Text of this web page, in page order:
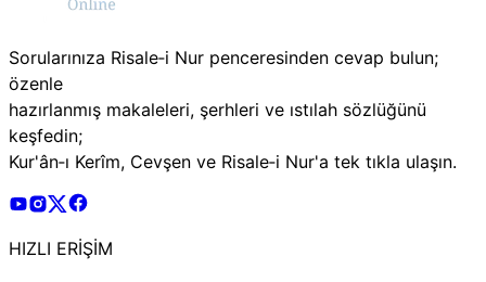
Sorularınıza Risale‑i Nur penceresinden cevap bulun;
özenle
hazırlanmış makaleleri, şerhleri ve ıstılah sözlüğünü
keşfedin;
Kur'ân‑ı Kerîm, Cevşen ve Risale‑i Nur'a tek tıkla ulaşın.
Risale Online Youtube Hesabı
Risale Online Instagram Hesabı
Risale Online X Hesabı
HIZLI ERİŞİM